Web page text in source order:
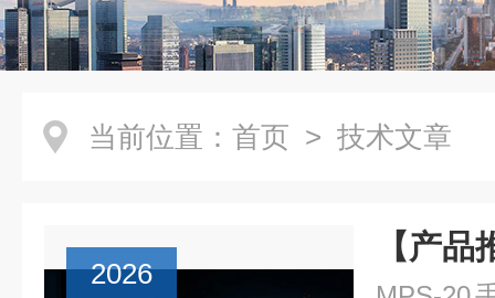
当前位置： 首页 > 技术文章
2026